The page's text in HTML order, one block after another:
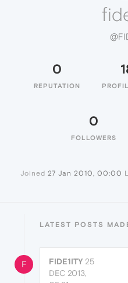
0
REPUTATION
0
FOLLOWERS
Joined 27 Jan 2010, 00:00
LATEST POSTS
F FIDE1ITY 25
DEC 2013,